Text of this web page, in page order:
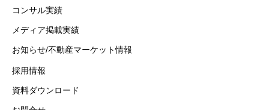
コンサル実績
メディア掲載実績
お知らせ/不動産マーケット情報
採用情報
資料ダウンロード